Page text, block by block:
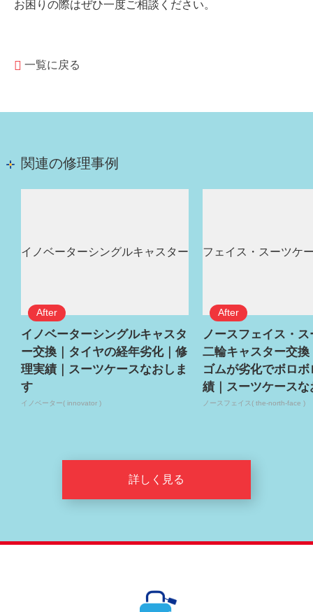
お困りの際はぜひ一度ご相談ください。
一覧に戻る
関連の修理事例
イノベーターシングルキャスタ
ー交換｜タイヤの経年劣化｜修
理実績｜スーツケースなおしま
す
イノベーター( innovator )
ノースフェイス・
二輪キャスター交換
ゴムが劣化でボロ
績｜スーツケースな
ノースフェイス( the-north-face )
詳しく見る